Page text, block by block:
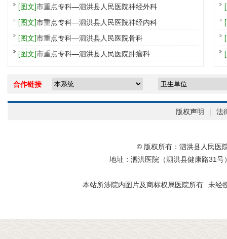
[图文]市重点专科—泗洪县人民医院神经外科
[图文]市重点专科—泗洪县人民医院神经内科
[图文]市重点专科—泗洪县人民医院骨科
[图文]市重点专科—泗洪县人民医院肿瘤科
合作链接
版权声明 | 法
© 版权所有：泗洪县人民医
地址：泗洪医院（泗洪县健康路31号
本站所涉院内图片及商标权属医院所有 未经